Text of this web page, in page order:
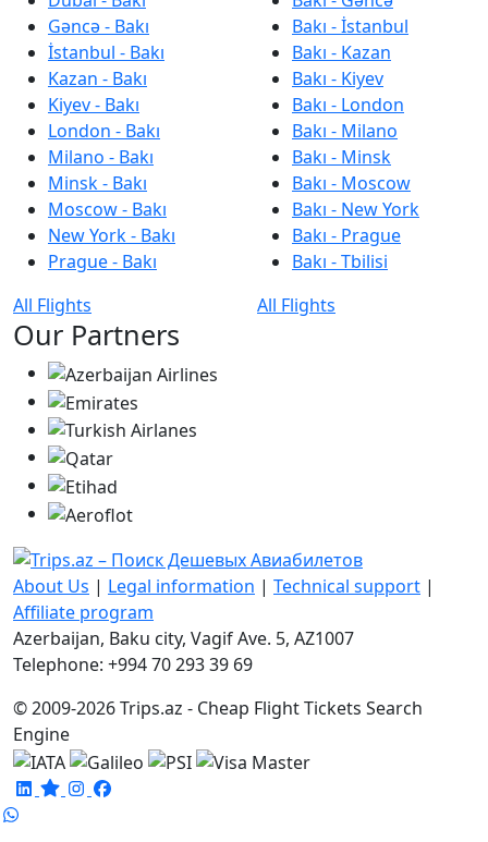
Gəncə - Bakı
İstanbul - Bakı
Kazan - Bakı
Kiyev - Bakı
London - Bakı
Milano - Bakı
Minsk - Bakı
Moscow - Bakı
New York - Bakı
Prague - Bakı
All Flights
Bakı - İstanbul
Bakı - Kazan
Bakı - Kiyev
Bakı - London
Bakı - Milano
Bakı - Minsk
Bakı - Moscow
Bakı - New York
Bakı - Prague
Bakı - Tbilisi
All Flights
Our Partners
About Us | Legal information | Technical support |
Affiliate program
Azerbaijan, Baku city, Vagif Ave. 5, AZ1007
Telephone: +994 70 293 39 69
© 2009-2026 Trips.az - Cheap Flight Tickets Search
Engine